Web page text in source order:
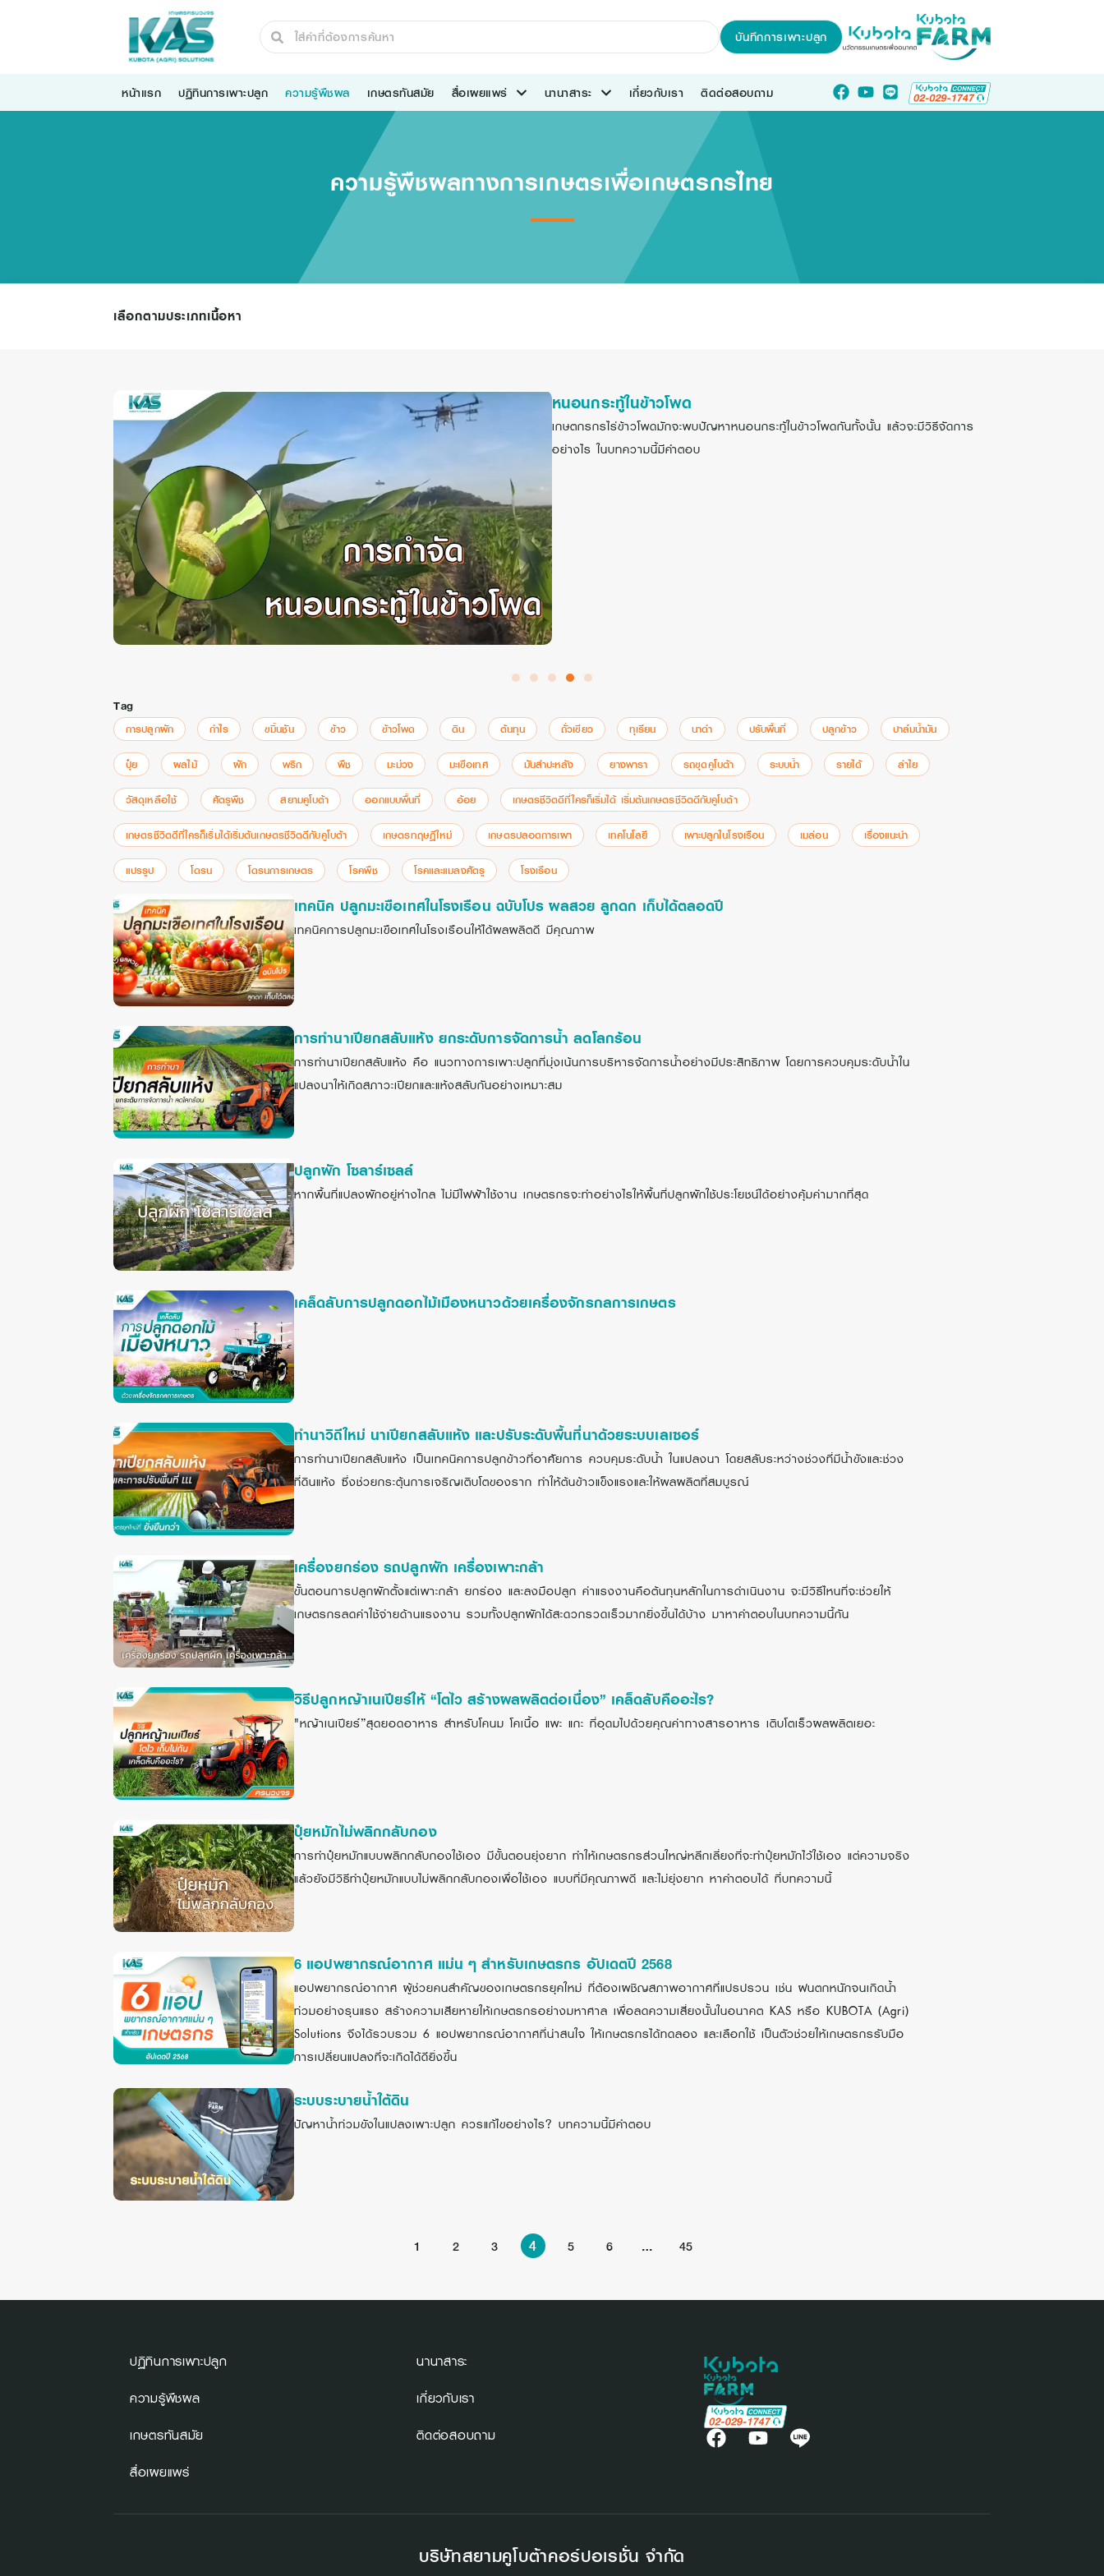
บันทึกการเพาะปลูก
หน้าแรก ปฏิทินการเพาะปลูก ความรู้พืชผล เกษตรทันสมัย สื่อเผยแพร่ นานาสาระ เกี่ยวกับเรา ติดต่อสอบถาม
ความรู้พืชผลทางการเกษตรเพื่อเกษตรกรไทย
เลือกตามประเภทเนื้อหา
หนอนกระทู้ในข้าวโพด
เกษตกรกรไร่ข้าวโพดมักจะพบปัญหาหนอนกระทู้ในข้าวโพดกันทั้งนั้น แล้วจะมีวิธีจัดการ
อย่างไร ในบทความนี้มีคำตอบ
Tag
การปลูกผัก กำไร ขมิ้นชัน ข้าว ข้าวโพด ดิน ต้นทุน ถั่วเขียว ทุเรียน นาดำ ปรับพื้นที่ ปลูกข้าว
ปาล์มน้ำมัน
ปุ๋ย
ผลไม้ ผัก พริก พืช มะม่วง มะเขือเทศ มันสำปะหลัง ยางพารา รถขุดคูโบต้า ระบบน้ำ รายได้
ลำไย
วัสดุเหลือใช้
ศัตรูพืช สยามคูโบต้า ออกแบบพื้นที่ อ้อย
เกษตรชีวิตดีที่ใครก็เริ่มได้ เริ่มต้นเกษตรชีวิตดีกับคูโบต้า
เกษตรชีวิตดีที่ใครก็เริ่มได้เริ่มต้นเกษตรชีวิตดีกับคูโบต้า
เกษตรทฤษฎีใหม่ เกษตรปลอดการเผา เทคโนโลยี เพาะปลูกในโรงเรือน เมล่อน
เรื่องแนะนำ
แปรรูป
โดรน โดรนการเกษตร โรคพืช โรคและแมลงศัตรู โรงเรือน
เทคนิค ปลูกมะเขือเทศในโรงเรือน ฉบับโปร ผลสวย ลูกดก เก็บได้ตลอดปี
เทคนิคการปลูกมะเขือเทศในโรงเรือนให้ได้ผลผลิตดี มีคุณภาพ
การทำนาเปียกสลับแห้ง ยกระดับการจัดการน้ำ ลดโลกร้อน
การทำนาเปียกสลับแห้ง คือ แนวทางการเพาะปลูกที่มุ่งเน้นการบริหารจัดการน้ำอย่างมีประสิทธิภาพ โดยการควบคุมระดับน้ำใน
แปลงนาให้เกิดสภาวะเปียกและแห้งสลับกันอย่างเหมาะสม
ปลูกผัก โซลาร์เซลล์
หากพื้นที่แปลงผักอยู่ห่างไกล ไม่มีไฟฟ้าใช้งาน เกษตรกรจะทำอย่างไรให้พื้นที่ปลูกผักใช้ประโยชน์ได้อย่างคุ้มค่ามากที่สุด
เคล็ดลับการปลูกดอกไม้เมืองหนาวด้วยเครื่องจักรกลการเกษตร
ทำนาวิถีใหม่ นาเปียกสลับแห้ง และปรับระดับพื้นที่นาด้วยระบบเลเซอร์
การทำนาเปียกสลับแห้ง เป็นเทคนิคการปลูกข้าวที่อาศัยการ ควบคุมระดับน้ำ ในแปลงนา โดยสลับระหว่างช่วงที่มีน้ำขังและช่วง
ที่ดินแห้ง ซึ่งช่วยกระตุ้นการเจริญเติบโตของราก ทำให้ต้นข้าวแข็งแรงและให้ผลผลิตที่สมบูรณ์
เครื่องยกร่อง รถปลูกผัก เครื่องเพาะกล้า
ขั้นตอนการปลูกผักตั้งแต่เพาะกล้า ยกร่อง และลงมือปลูก ค่าแรงงานคือต้นทุนหลักในการดำเนินงาน จะมีวิธีไหนที่จะช่วยให้
เกษตรกรลดค่าใช้จ่ายด้านแรงงาน รวมทั้งปลูกผักได้สะดวกรวดเร็วมากยิ่งขึ้นได้บ้าง มาหาคำตอบในบทความนี้กัน
วิธีปลูกหญ้าเนเปียร์ให้ “โตไว สร้างผลผลิตต่อเนื่อง” เคล็ดลับคืออะไร?
"หญ้าเนเปียร์”สุดยอดอาหาร สำหรับโคนม โคเนื้อ แพะ แกะ ที่อุดมไปด้วยคุณค่าทางสารอาหาร เติบโตเร็วผลผลิตเยอะ
ปุ๋ยหมักไม่พลิกกลับกอง
การทำปุ๋ยหมักแบบพลิกกลับกองใช้เอง มีขั้นตอนยุ่งยาก ทำให้เกษตรกรส่วนใหญ่หลีกเลี่ยงที่จะทำปุ๋ยหมักไว้ใช้เอง แต่ความจริง
แล้วยังมีวิธีทำปุ๋ยหมักแบบไม่พลิกกลับกองเพื่อใช้เอง แบบที่มีคุณภาพดี และไม่ยุ่งยาก หาคำตอบได้ ที่บทความนี้
6 แอปพยากรณ์อากาศ แม่น ๆ สำหรับเกษตรกร อัปเดตปี 2568
แอปพยากรณ์อากาศ ผู้ช่วยคนสำคัญของเกษตรกรยุคใหม่ ที่ต้องเผชิญสภาพอากาศที่แปรปรวน เช่น ฝนตกหนักจนเกิดน้ำ
ท่วมอย่างรุนแรง สร้างความเสียหายให้เกษตรกรอย่างมหาศาล เพื่อลดความเสี่ยงนั้นในอนาคต KAS หรือ KUBOTA (Agri)
Solutions จึงได้รวบรวม 6 แอปพยากรณ์อากาศที่น่าสนใจ ให้เกษตรกรได้ทดลอง และเลือกใช้ เป็นตัวช่วยให้เกษตรกรรับมือ
การเปลี่ยนแปลงที่จะเกิดได้ดียิ่งขึ้น
ระบบระบายน้ำใต้ดิน
ปัญหาน้ำท่วมขังในแปลงเพาะปลูก ควรแก้ไขอย่างไร? บทความนี้มีคำตอบ
1 2 3 4 5 6 … 45
ปฏิทินการเพาะปลูก
ความรู้พืชผล
เกษตรทันสมัย
สื่อเผยแพร่
นานาสาระ
เกี่ยวกับเรา
ติดต่อสอบถาม
บริษัทสยามคูโบต้าคอร์ปอเรชั่น จำกัด